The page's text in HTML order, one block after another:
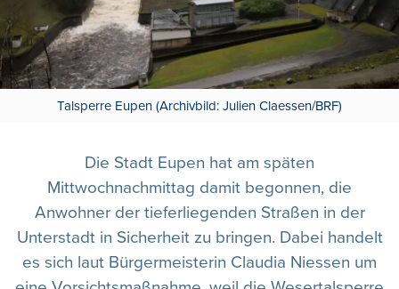
Talsperre Eupen (Archivbild: Julien Claessen/BRF)
Die Stadt Eupen hat am späten
Mittwochnachmittag damit begonnen, die
Anwohner der tieferliegenden Straßen in der
Unterstadt in Sicherheit zu bringen. Dabei handelt
es sich laut Bürgermeisterin Claudia Niessen um